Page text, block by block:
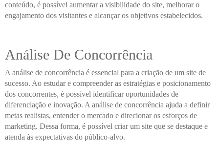
conteúdo, é possível aumentar a visibilidade do site, melhorar o
engajamento dos visitantes e alcançar os objetivos estabelecidos.
Análise De Concorrência
A análise de concorrência é essencial para a criação de um site de
sucesso. Ao estudar e compreender as estratégias e posicionamento
dos concorrentes, é possível identificar oportunidades de
diferenciação e inovação. A análise de concorrência ajuda a definir
metas realistas, entender o mercado e direcionar os esforços de
marketing. Dessa forma, é possível criar um site que se destaque e
atenda às expectativas do público-alvo.